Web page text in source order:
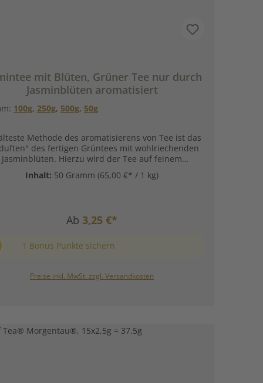
mit Blüten, Grüner Tee nur durch
Jasminblüten aromatisiert
100g, 250g, 500g, 50g
Methode des aromatisierens von Tee ist das
des fertigen Grüntees mit wohlriechenden
Jasminblüten. Hierzu wird der Tee auf feinem
ausgebreitet, in Gestellen gestapelt und
mit einem ebenfalls auf Seidenpapier
werden einige getrocknete Blüten in diesem
Jasmintee untergemischt der alle unsere
erfreut. Zutaten:Grüner China Tee, Jasminblüten.
Grüntee Jasmintee mit Blüten:
Inhalt: 50 Gramm (65,00 €* / 1 kg)
Ab 3,25 €*
1 Bonus Punkte sichern
Preise inkl. MwSt. zzgl. Versandkosten